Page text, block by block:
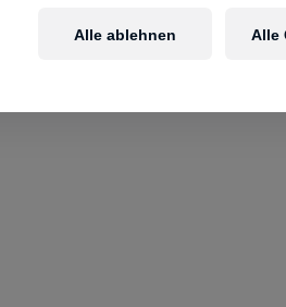
Alle ablehnen Alle